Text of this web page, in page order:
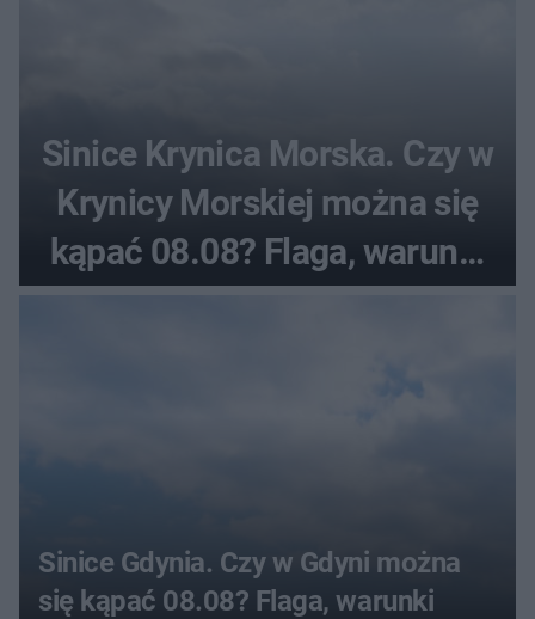
Sinice Krynica Morska. Czy w
Krynicy Morskiej można się
kąpać 08.08? Flaga, warunki
Sinice Gdynia. Czy w Gdyni można
się kąpać 08.08? Flaga, warunki